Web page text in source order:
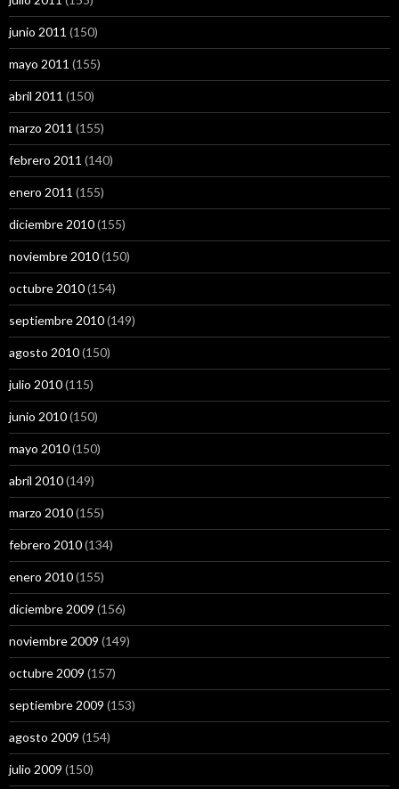
junio 2011 (150)
mayo 2011 (155)
abril 2011 (150)
marzo 2011 (155)
febrero 2011 (140)
enero 2011 (155)
diciembre 2010(155)
noviembre 2010(150)
octubre 2010(154)
septiembre 2010(149)
agosto 2010(150)
julio 2010(115)
junio 2010(150)
mayo 2010(150)
abril 2010(149)
marzo 2010(155)
febrero 2010(134)
enero 2010(155)
diciembre 2009 (156)
noviembre 2009 (149)
octubre 2009 (157)
septiembre 2009 (153)
agosto 2009 (154)
julio 2009 (150)